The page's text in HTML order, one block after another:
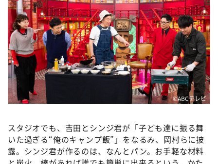
©ABCテレビ
スタジオでも、吉田とシンジ君が「子ども達に振る舞
いた過ぎる“俺のキャンプ飯”」をなるみ、岡村らに披
露。シンジ君が作るのは、なんとパン。お手軽な材料